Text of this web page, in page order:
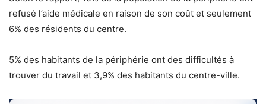
refusé l’aide médicale en raison de son coût et seulement
6% des résidents du centre.
5% des habitants de la périphérie ont des difficultés à
trouver du travail et 3,9% des habitants du centre-ville.